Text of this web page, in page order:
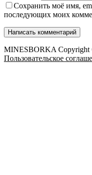
Сохранить моё имя,
последующих моих
MINESBORKA Copyright
Пользовательское